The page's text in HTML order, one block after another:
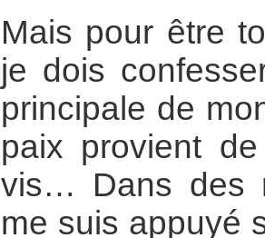
Mais pour être
je dois
principale de
paix provient
vis… Dans des
me suis appuyé